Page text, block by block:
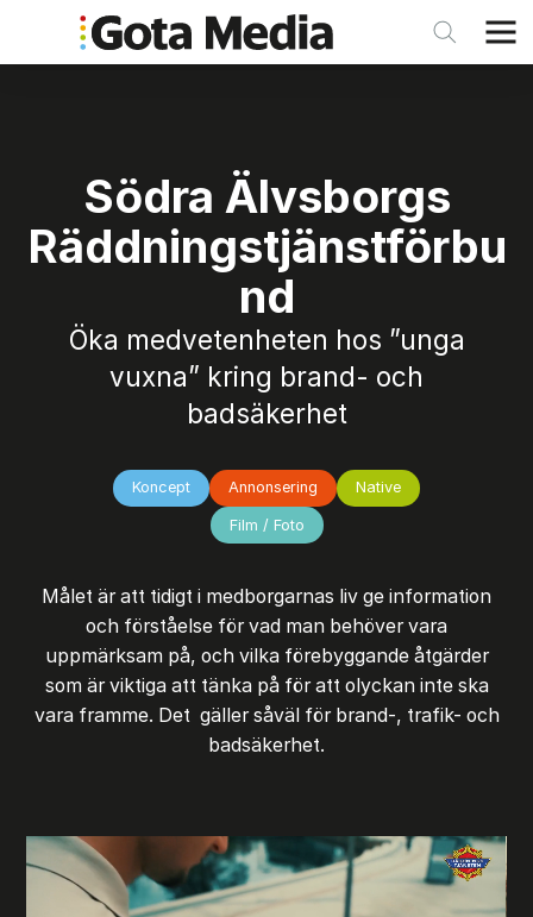
Södra Älvsborgs
Räddningstjänstförbu
nd
Öka medvetenheten hos ”unga
vuxna” kring brand- och
badsäkerhet
Koncept Annonsering Native
Film / Foto
Målet är att tidigt i medborgarnas liv ge information
och förståelse för vad man behöver vara
uppmärksam på, och vilka förebyggande åtgärder
som är viktiga att tänka på för att olyckan inte ska
vara framme. Det gäller såväl för brand-, trafik- och
badsäkerhet.